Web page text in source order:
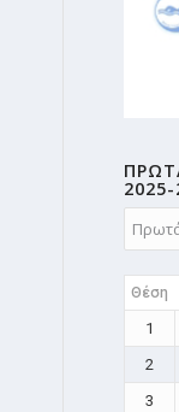
2025-
Θέση
1
2
3